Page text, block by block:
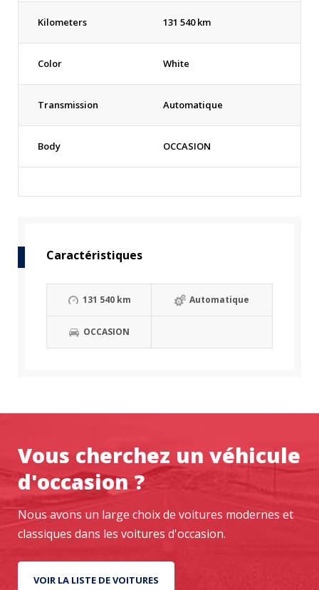
Kilometers 131 540 km
Color White
Transmission Automatique
Body OCCASION
Caractéristiques
131 540 km Automatique
OCCASION
Vous cherchez un véhicule
d'occasion ?
Nous avons un large choix de voitures modernes et
classiques dans les voitures d'occasion.
VOIR LA LISTE DE VOITURES